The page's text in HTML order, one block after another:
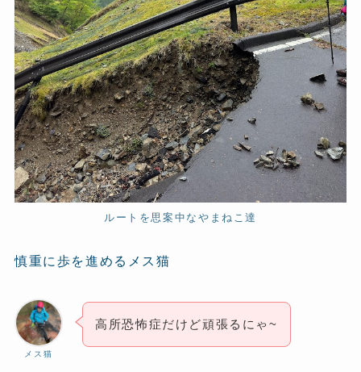
ルートを思案中なやまねこ達
慎重に歩を進めるメス猫
メス猫
高所恐怖症だけど頑張るにゃ~